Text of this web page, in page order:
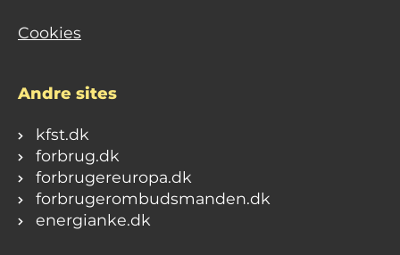
Cookies
Andre sites
kfst.dk
forbrug.dk
forbrugereuropa.dk
forbrugerombudsmanden.dk
energianke.dk